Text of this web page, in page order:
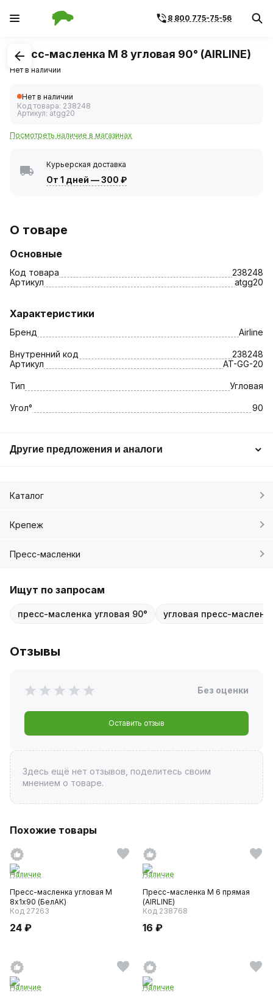
8 800 775-75-56
1/1
Пресс-масленка М 8 угловая 90° (AIRLINE)
Нет в наличии
Нет в наличии
Код товара: 238248
Артикул: atgg20
Посмотреть наличие в магазинах
Курьерская доставка
От 1 дней —300 ₽
О товаре
Основные
Код товара
238248
Артикул
atgg20
Характеристики
Бренд Airline
Внутренний код
238248
Артикул
AT-GG-20
Тип Угловая
Угол° 90
Другие предложения и аналоги
Каталог
Крепеж
Пресс-масленки
Ищут по запросам
пресс-масленка угловая 90° угловая пресс-
Отзывы
Без оценки
Оставить отзыв
Здесь ещё нет отзывов, поделитесь своим
мнением о товаре.
Похожие товары
Наличие
Пресс-масленка угловая М
8х1х90 (БелАК)
Код 27263
24 ₽
Наличие
Пресс-масленка М 6 прямая
(AIRLINE)
Код 238768
16 ₽
Наличие
Наличие